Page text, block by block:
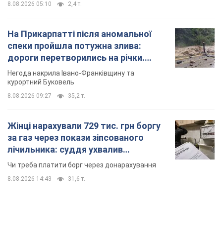
8.08.2026 05:10 2,4 т.
На Прикарпатті після аномальної
спеки пройшла потужна злива:
дороги перетворились на річки.
Відео
Негода накрила Івано-Франківщину та
курортний Буковель
8.08.2026 09:27 35,2 т.
Жінці нарахували 729 тис. грн боргу
за газ через покази зіпсованого
лічильника: суддя ухвалив
неочікуване рішення
Чи треба платити борг через донарахування
8.08.2026 14:43 31,6 т.